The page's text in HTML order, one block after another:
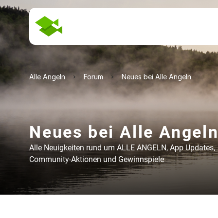
Alle Angeln Forum Neues bei Alle Angeln
Neues bei Alle
Alle Neuigkeiten rund um ALLE ANGELN, App Updates,
Community-Aktionen und Gewinnspiele